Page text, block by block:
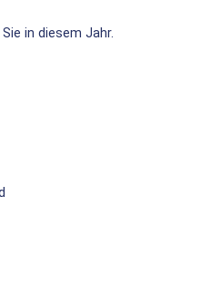
in diesem Jahr.